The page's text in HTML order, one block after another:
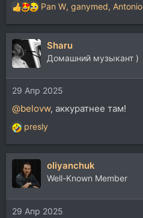
Р
е
а
к
ц
и
и
:
Pan W, ganymed, Antonio
Sharu
Домашний музыкант )
29 Апр 2025
@belovw, аккуратнее там!
Р
е
а
ц
и
и
:
presly
oliyanchuk
Well-Known Member
29 Апр 2025